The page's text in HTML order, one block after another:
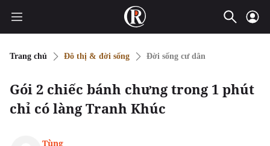
Trang chủ Đô thị & đời sống Đời sống cư dân
Gói 2 chiếc bánh chưng trong 1 phút
chỉ có làng Tranh Khúc
Tùng